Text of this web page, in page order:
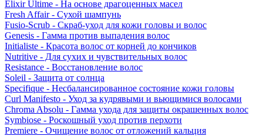
Elixir Ultime - На основе драгоценных масел
Fresh Affair - Сухой шампунь
Fusio-Scrub - Скраб-уход для кожи головы и волос
Genesis - Гамма против выпадения волос
Initialiste - Красота волос от корней до кончиков
Nutritive - Для сухих и чувствительных волос
Resistance - Восстановление волос
Soleil - Защита от солнца
Specifique - Несбалансированное состояние кожи головы
Curl Manifesto - Уход за кудрявыми и вьющимися волосами
Chroma Absolu - Гамма ухода для защиты окрашенных волос
Symbiose - Роскошный уход против перхоти
Premiere - Очищение волос от отложений кальция